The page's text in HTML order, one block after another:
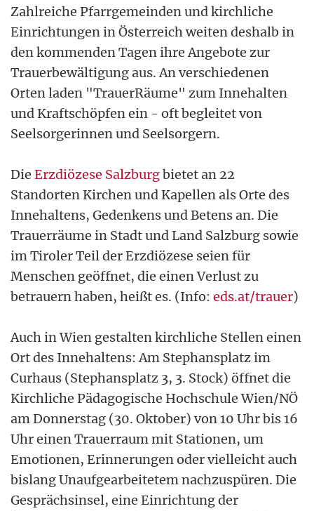
Zahlreiche Pfarrgemeinden und kirchliche
Einrichtungen in Österreich weiten deshalb in
den kommenden Tagen ihre Angebote zur
Trauerbewältigung aus. An verschiedenen
Orten laden "TrauerRäume" zum Innehalten
und Kraftschöpfen ein - oft begleitet von
Seelsorgerinnen und Seelsorgern.
Die Erzdiözese Salzburgbietet an 22
Standorten Kirchen und Kapellen als Orte des
Innehaltens, Gedenkens und Betens an. Die
Trauerräume in Stadt und Land Salzburg sowie
im Tiroler Teil der Erzdiözese seien für
Menschen geöffnet, die einen Verlust zu
betrauern haben, heißt es. (Info: eds.at/trauer)
Auch in Wien gestalten kirchliche Stellen einen
Ort des Innehaltens: Am Stephansplatz im
Curhaus (Stephansplatz 3, 3. Stock) öffnet die
Kirchliche Pädagogische Hochschule Wien/NÖ
am Donnerstag (30. Oktober) von 10 Uhr bis 16
Uhr einen Trauerraum mit Stationen, um
Emotionen, Erinnerungen oder vielleicht auch
bislang Unaufgearbeitetem nachzuspüren. Die
Gesprächsinsel, eine Einrichtung der